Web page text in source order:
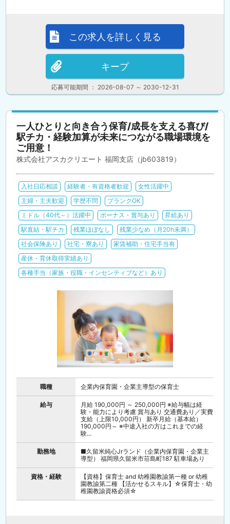
応募可能期間 ： 2026-08-07 ～ 2030-12-31
この求人を詳しく見る
キープ
一人ひとりと向き合う保育/成長を支える喜び/
駅チカ・経験加算が未来につながる職場環境を
ご用意！
株式会社アスカクリエート 福岡支店（jb603819）
入社日応相談 経験者・有資格者歓迎
女性活躍中
主婦・主夫歓迎
学歴不問
ブランクOK
ミドル（40代～）活躍中
ボーナス・賞与あり
昇給あり
駅直結・駅チカ
残業ほぼなし
残業少なめ（月20h未満）
社会保険あり
社宅・寮あり
家賃補助・住宅手当有
産休・育休取得実績あり
各種手当（家族・役職・インセンティブなど）あり
職種 企業内保育園・企業主導型の保育士
給与
月給 190,000円 ～ 250,000円 ※給与幅は経
験・能力により考慮 賞与あり 交通費あり／実費
支給（上限10,000円） 新卒月給（基本給）
190,000円～ ※中途入社の方はこれまでの経
験...
勤務地
■久留米純心Jrランド（企業内保育園・企業主
導型） 福岡県久留米市荘島町187 駐車場あり
資格・経験
【資格】保育士 and 幼稚園教諭第一種 or 幼稚
園教諭第二種 【活かせるスキル】☆保育士・幼
稚園教諭資格必須☆